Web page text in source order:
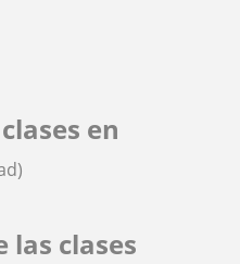
en
las clases